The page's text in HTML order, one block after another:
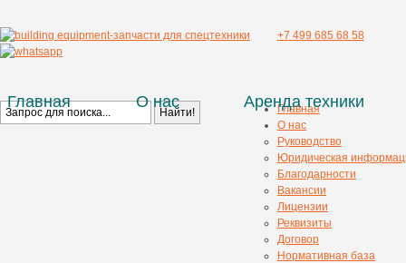
+7 499 685 68 58
Главная О нас Аренда техники
Главная
О нас
Руководство
Юридическая
Благодарности
Вакансии
Лицензии
Реквизиты
Договор
Нормативная база